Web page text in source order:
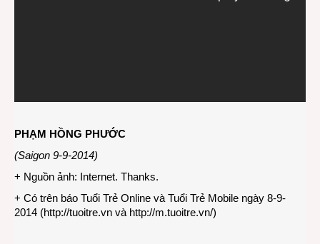
PHẠM HỒNG PHƯỚC
(Saigon 9-9-2014)
+ Nguồn ảnh: Internet. Thanks.
+ Có trên báo Tuổi Trẻ Online và Tuổi Trẻ Mobile ngày 8-9-
2014 (http://tuoitre.vn và http://m.tuoitre.vn/)